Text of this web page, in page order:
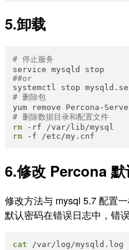
5.卸载
# 停止服务
##or
# 删除包
# 删除数据目录和配置文件
rm
rm
6.修改 Percona
修改方法与 mysql 5.7 配置
默认密码在错误日志中，错
cat /var/log/mysqld.log